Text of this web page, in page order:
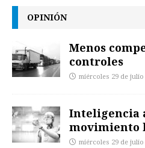
OPINIÓN
Menos
controles
miércoles 29 de julio
Inteligencia
movimiento
miércoles 29 de julio